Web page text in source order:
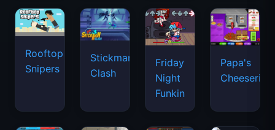
Rooftop
Snipers
Stickman
Clash
Friday
Night
Funkin
Papa's
Cheeseria